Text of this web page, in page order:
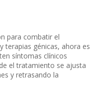
para combatir el
terapias génicas, ahora es
síntomas clínicos
el tratamiento se ajusta
y retrasando la